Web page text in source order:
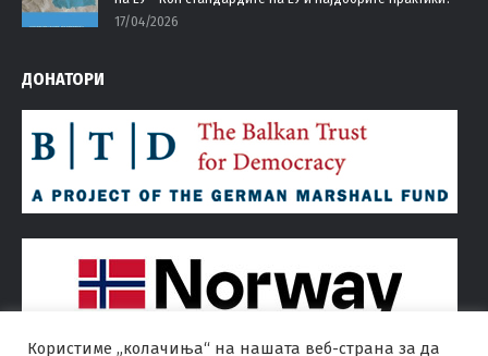
17/04/2026
ДОНАТОРИ
Користиме „колачиња“ на нашата веб-страна за да